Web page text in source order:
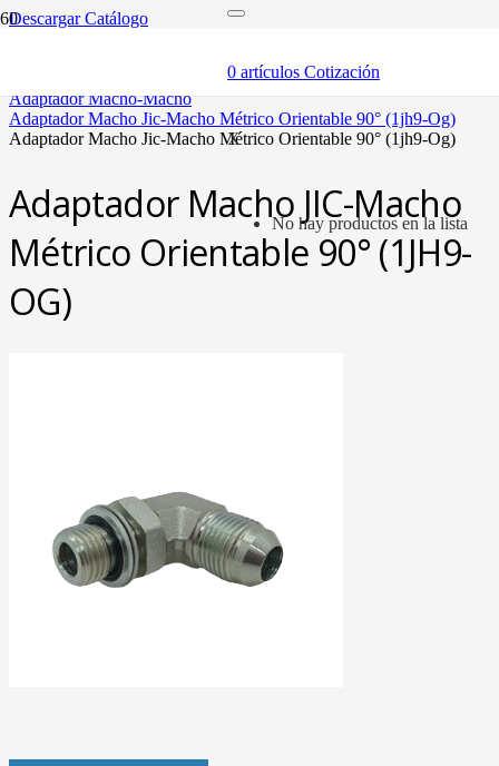
0 artículos Cotización
X
No hay productos en la lista
Descargar Catálogo
adaptador macho-macho
adaptador macho jic-macho métrico orientable 90° (1jh9-og)
adaptador macho jic-macho métrico orientable 90° (1jh9-og)
Adaptador Macho JIC-Macho
Métrico Orientable 90° (1JH9-
OG)